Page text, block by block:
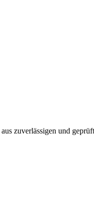
zuverlässigen und